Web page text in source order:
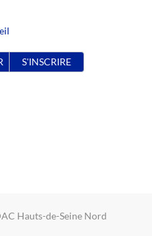
S'INSCRIRE
Hauts-de-Seine Nord